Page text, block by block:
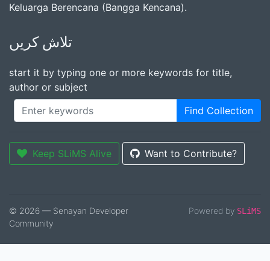
Keluarga Berencana (Bangga Kencana).
تلاش کریں
start it by typing one or more keywords for title,
author or subject
Find Collection
Keep SLiMS Alive Want to Contribute?
© 2026 — Senayan Developer
Community
Powered by SLiMS